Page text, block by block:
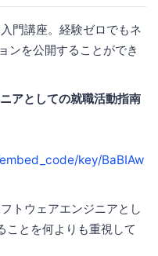
門講座。経験ゼロでもネ
ンを公開することができ
アとしての就職活動指南
key/BaBIAw
トウェアエンジニアとし
ことを何よりも重視して